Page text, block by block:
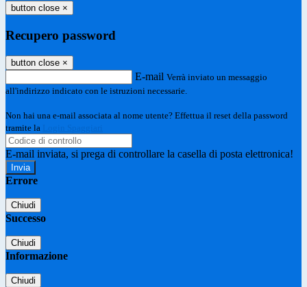
button close ×
Recupero password
button close ×
E-mail Verrà inviato un messaggio
all'indirizzo indicato con le istruzioni necessarie.
Non hai una e-mail associata al nome utente? Effettua il reset della password
tramite la
Login Spaggiari
E-mail inviata, si prega di controllare la casella di posta elettronica!
Errore
Chiudi
Successo
Chiudi
Informazione
Chiudi